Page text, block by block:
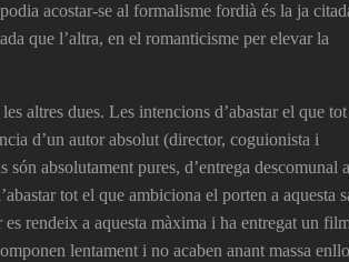
acostar-se al formalisme fordià és la ja
que l’altra, en el romanticisme per elevar la
altres dues. Les intencions d’abastar el que
d’un autor absolut (director, coguionista i
absolutament pures, d’entrega descomunal a
tot el que ambiciona el porten a aquesta
rendeix a aquesta màxima i ha entregat un
lentament i no acaben anant massa